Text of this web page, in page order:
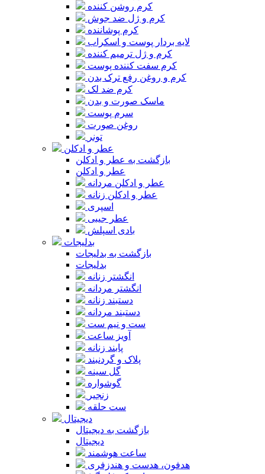
کرم روشن کننده
کرم و ژل ضد جوش
کرم پوشاننده
لایه بردار پوست و اسکراب
کرم و ژل ترمیم کننده
کرم سفت کننده پوست
کرم و روغن رفع ترک بدن
کرم ضد لک
ماسک صورت و بدن
سرم پوست
روغن صورت
تونر
عطر و ادکلن
بازگشت به عطر و ادکلن
عطر و ادکلن
عطر و ادکلن مردانه
عطر و ادکلن زنانه
اسپری
عطر جیبی
بادی اسپلش
بدلیجات
بازگشت به بدلیجات
بدلیجات
انگشتر زنانه
انگشتر مردانه
دستبند زنانه
دستبند مردانه
ست و نیم ست
آویز ساعت
پابند زنانه
پلاک و گردنبند
گل سینه
گوشواره
زنجیر
ست حلقه
دیجیتال
بازگشت به دیجیتال
دیجیتال
ساعت هوشمند
هدفون، هدست و هندزفری